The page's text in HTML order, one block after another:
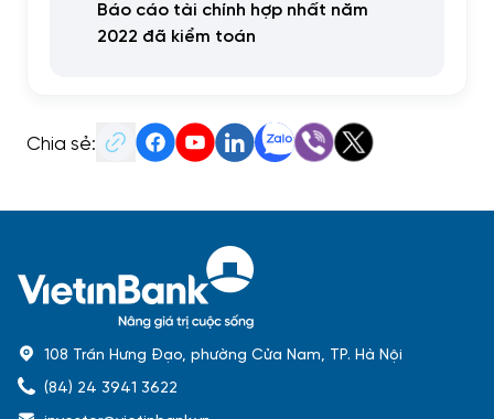
Báo cáo tài chính hợp nhất năm
2022 đã kiểm toán
Chia sẻ:
108 Trần Hưng Đạo, phường Cửa Nam, TP. Hà Nội
(84) 24 3941 3622